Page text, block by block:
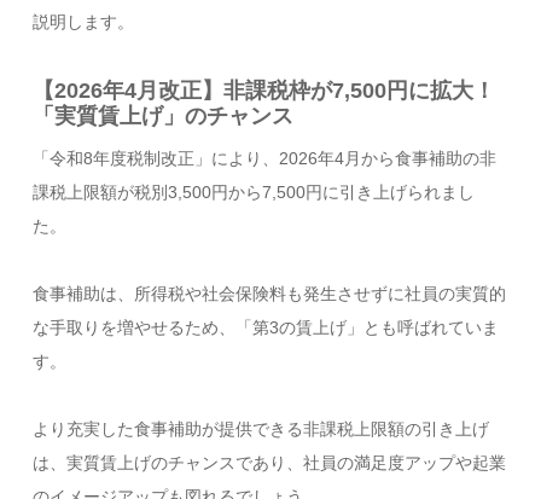
説明します。
【2026年4月改正】非課税枠が7,500円に拡大！
「実質賃上げ」のチャンス
「令和8年度税制改正」により、2026年4月から食事補助の非
課税上限額が税別3,500円から7,500円に引き上げられまし
た。
食事補助は、所得税や社会保険料も発生させずに社員の実質的
な手取りを増やせるため、「第3の賃上げ」とも呼ばれていま
す。
より充実した食事補助が提供できる非課税上限額の引き上げ
は、実質賃上げのチャンスであり、社員の満足度アップや起業